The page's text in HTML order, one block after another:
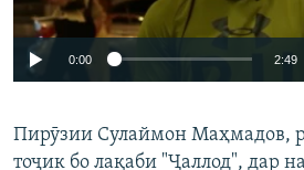
0:00 2:49
Пирӯзии Сулаймон Маҳмадов,
тоҷик бо лақаби "Ҷаллод", дар